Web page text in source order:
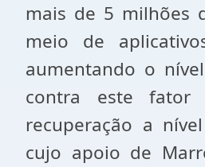
mais de 5 milhões
meio de
aumentando o
contra este
recuperação a
cujo apoio de